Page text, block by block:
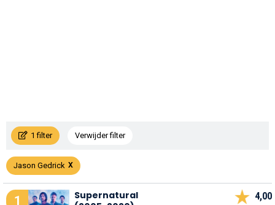
1 filter Verwijder filter
Jason Gedrick
1
Supernatural
4,00